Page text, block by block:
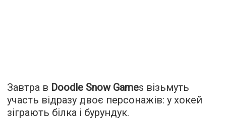
Завтра в Doodle Snow Games візьмуть
участь відразу двоє персонажів: у хокей
зіграють білка і бурундук.